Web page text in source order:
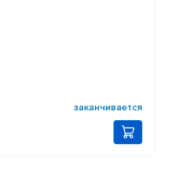
заканчивается